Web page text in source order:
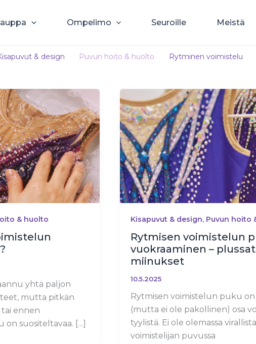
Ompelimo Seuroille Meistä
& design Puvun hoito & huolto Rytminen voimistelu
& huolto
yhtä paljon
mutta pitkän
ennen
on suositeltavaa. […]
Kisapuvut & design, Puvun hoito
Rytmisen voimistelun
vuokraaminen –
miinukset
10.5.2025
Rytmisen voimistelun puku
(mutta ei ole pakollinen) osa
tyylistä. Ei ole olemassa
voimistelijan puvussa